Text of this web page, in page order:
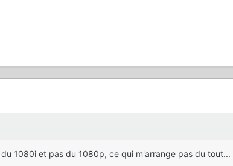
1080i et pas du 1080p, ce qui m'arrange pas du tout...